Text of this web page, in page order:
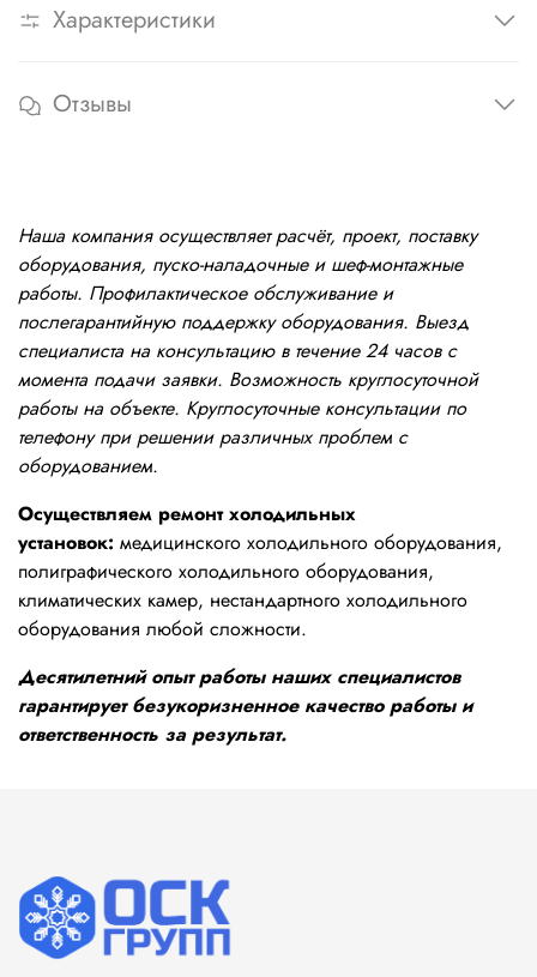
Характеристики
Отзывы
Наша компания осуществляет расчёт, проект, поставку
оборудования, пуско-наладочные и шеф-монтажные
работы. Профилактическое обслуживание и
послегарантийную поддержку оборудования. Выезд
специалиста на консультацию в течение 24 часов с
момента подачи заявки. Возможность круглосуточной
работы на объекте. Круглосуточные консультации по
телефону при решении различных проблем с
оборудованием.
Осуществляем ремонт холодильных
установок: медицинского холодильного оборудования,
полиграфического холодильного оборудования,
климатических камер, нестандартного холодильного
оборудования любой сложности.
Десятилетний опыт работы наших специалистов
гарантирует безукоризненное качество работы и
ответственность за результат.